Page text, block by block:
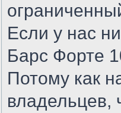
Если у нас
Барс Форте
Потому как
владельцев,